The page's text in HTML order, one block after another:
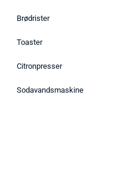
Brødrister
Toaster
Citronpresser
Sodavandsmaskine